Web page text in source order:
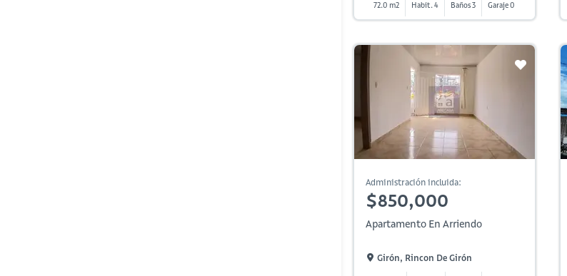
72.0 m2 Habit. 4 Baños 3 Garaje 0
Administración incluida:
$850,000
Apartamento En Arriendo
Girón, Rincon De Girón